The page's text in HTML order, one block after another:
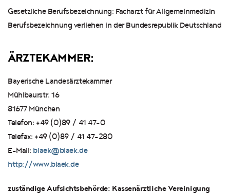
Gesetzliche Berufsbezeichnung: Facharzt für Allgemeinmedizin
Berufsbezeichnung verliehen in der Bundesrepublik Deutschland
ÄRZTEKAMMER:
Bayerische Landesärztekammer
Mühlbaurstr. 16
81677 München
Telefon: +49 (0)89 / 41 47-0
Telefax: +49 (0)89 / 41 47-280
E-Mail: blaek@blaek.de
http://www.blaek.de
zuständige Aufsichtsbehörde: Kassenärztliche Vereinigung